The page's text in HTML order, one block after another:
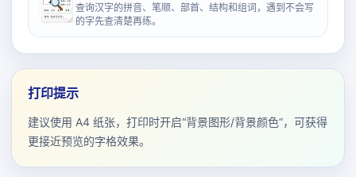
查询汉字的拼音、笔顺、部首、结构和组词，遇到不会写
的字先查清楚再练。
打印提示
建议使用 A4 纸张，打印时开启“背景图形/背景颜色”，可获得
更接近预览的字格效果。